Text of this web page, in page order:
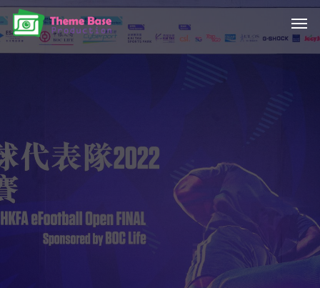
Skip
to
main